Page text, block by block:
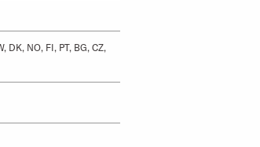
DK, NO, FI, PT, BG, CZ,